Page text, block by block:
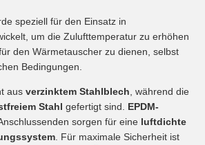
speziell für den Einsatz in
um die Zulufttemperatur zu erhöhen
den Wärmetauscher zu dienen, selbst
Bedingungen.
aus verzinktem Stahlblech , während die
Stahl gefertigt sind. EPDM-
sorgen für eine luftdichte
. Für maximale Sicherheit ist